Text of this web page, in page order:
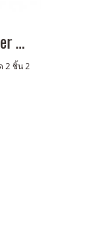
Cement Planter Planter w/ Cotton Set of 2
2 ชิ้น 2